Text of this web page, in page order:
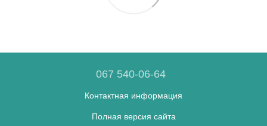
067 540-06-64
Контактная информация
Полная версия сайта